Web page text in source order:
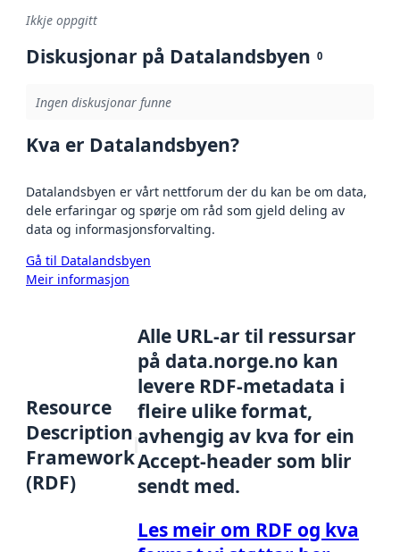
Ikkje oppgitt
Diskusjonar på Datalandsbyen 0
Ingen diskusjonar funne
Kva er Datalandsbyen?
Datalandsbyen er vårt nettforum der du kan be om data,
dele erfaringar og spørje om råd som gjeld deling av
data og informasjonsforvalting.
Gå til Datalandsbyen
Meir informasjon
Resource
Description
Framework
(RDF)
Alle URL-ar til ressursar
på data.norge.no kan
levere RDF-metadata i
fleire ulike format,
avhengig av kva for ein
Accept-header som blir
sendt med.
Les meir om RDF og kva